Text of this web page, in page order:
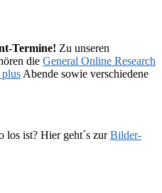
Termine! Zu unseren
die General Online Research
plus Abende sowie verschiedene
los ist? Hier geht´s zurBilder-